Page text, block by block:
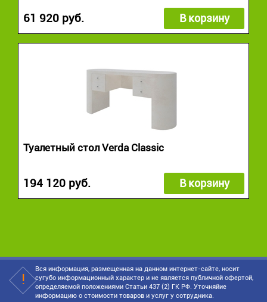
61 920 руб. В корзину
Туалетный стол Verda Classic
194 120 руб. В корзину
Вся информация, размещенная на данном интернет-сайте, носит
сугубо информационный характер и не является публичной офертой,
определяемой положениями Статьи 437 (2) ГК РФ. Уточняйие
информацию о стоимости товаров и услуг у сотрудника.